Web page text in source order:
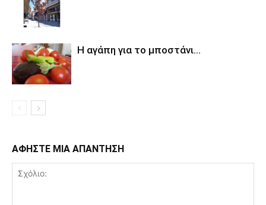
Η αγάπη για το μποστάνι…
ΑΦΗΣΤΕ ΜΙΑ ΑΠΑΝΤΗΣΗ